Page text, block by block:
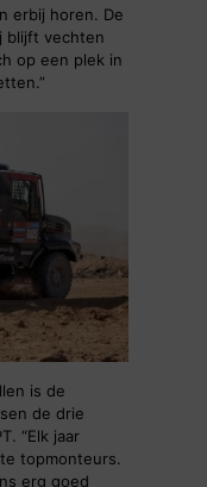
erbij horen. De
blijft vechten
op een plek in
is de
de drie
“Elk jaar
topmonteurs.
erg goed